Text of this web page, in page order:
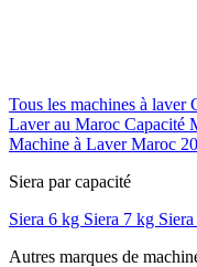
Tous les machines à laver
Laver au Maroc Capacité
Machine à Laver Maroc
Siera par capacité
Siera 6 kg Siera 7 kg
Autres marques de